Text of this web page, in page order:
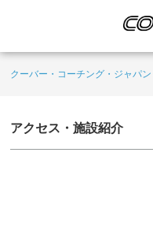
クーバー・コーチング・ジャパン
アクセス・施設紹介